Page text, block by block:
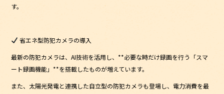
す。
省エネ型防犯カメラの導入
最新の防犯カメラは、AI技術を活用し、**必要な時だけ録画を行う「スマ
ート録画機能」**を搭載したものが増えています。
また、太陽光発電と連携した自立型の防犯カメラも登場し、電力消費を最